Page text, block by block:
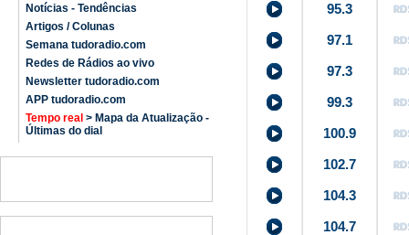
Notícias - Tendências
Artigos / Colunas
Semana tudoradio.com
Redes de Rádios ao vivo
Newsletter tudoradio.com
APP tudoradio.com
Tempo real > Mapa da Atualização -
Últimas do dial
95.3
97.1
97.3
99.3
100.9
102.7
104.3
104.7